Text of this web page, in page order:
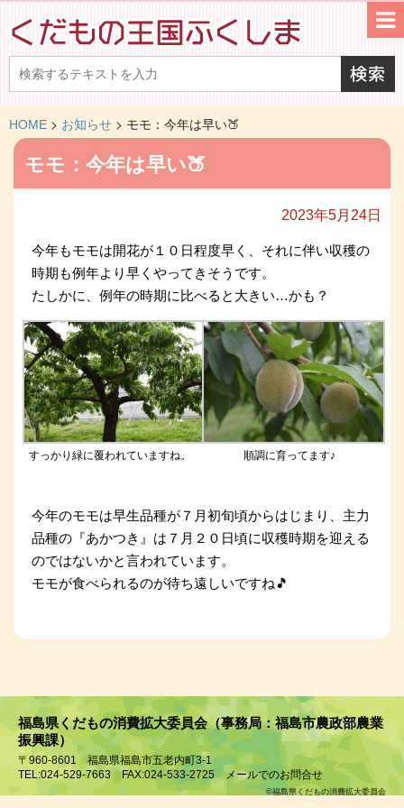
HOME > お知らせ > モモ：今年は早い🍑
モモ：今年は早い🍑
2023年5月24日
今年もモモは開花が１０日程度早く、それに伴い収穫の
時期も例年より早くやってきそうです。
たしかに、例年の時期に比べると大きい…かも？
すっかり緑に覆われていますね。 順調に育ってます♪
今年のモモは早生品種が７月初旬頃からはじまり、主力
品種の『あかつき』は７月２０日頃に収穫時期を迎える
のではないかと言われています。
モモが食べられるのが待ち遠しいですね🎵
福島県くだもの消費拡大委員会（事務局：福島市農政部農業
振興課）
〒960-8601 福島県福島市五老内町3-1
TEL:024-529-7663 FAX:024-533-2725メールでのお問合せ
©福島県くだもの消費拡大委員会